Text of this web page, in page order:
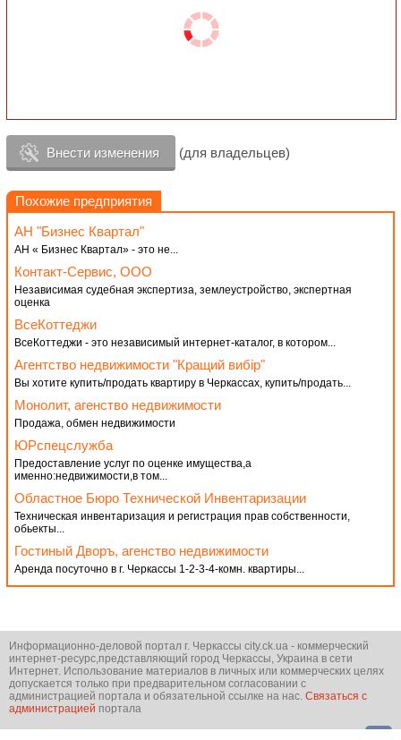
Внести изменения (для владельцев)
Похожие предприятия
АН "Бизнес Квартал"
АН « Бизнес Квартал» - это не...
Контакт-Сервис, ООО
Независимая судебная экспертиза, землеустройство, экспертная
оценка
ВсеКоттеджи
ВсеКоттеджи - это независимый интернет-каталог, в котором...
Агентство недвижимости "Кращий вибір"
Вы хотите купить/продать квартиру в Черкассах, купить/продать...
Монолит, агенство недвижимости
Продажа, обмен недвижимости
ЮРспецслужба
Предоставление услуг по оценке имущества,а
именно:недвижимости,в том...
Областное Бюро Технической Инвентаризации
Техническая инвентаризация и регистрация прав собственности,
обьекты...
Гостиный Дворъ, агенство недвижимости
Аренда посуточно в г. Черкассы 1-2-3-4-комн. квартиры...
Информационно-деловой портал г. Черкассы city.ck.ua - коммерческий
интернет-ресурс,представляющий город Черкассы, Украина в сети
Интернет. Использование материалов в личных или коммерческих целях
допускается только при предварительном согласовании с
администрацией портала и обязательной ссылке на нас. Связаться с
администрацией портала